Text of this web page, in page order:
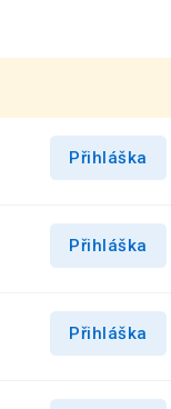
Přihláška
Přihláška
Přihláška